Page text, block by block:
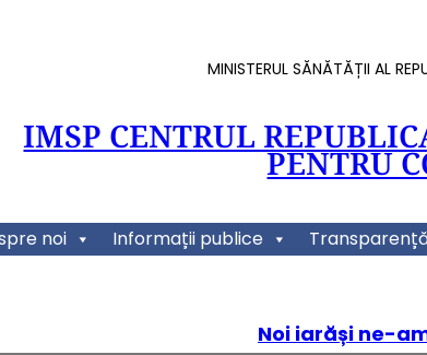
MINISTERUL SĂNĂTĂȚII AL
IMSP CENTRUL
PENTRU
noi Informații publice
Noi iarăși ne-